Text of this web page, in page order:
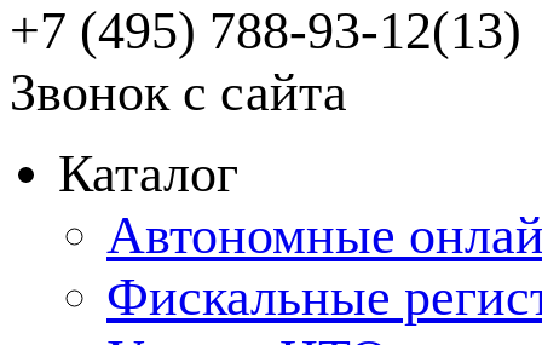
+7 (495) 788-93-12(13)
Звонок с сайта
Каталог
Автономные
Фискальные